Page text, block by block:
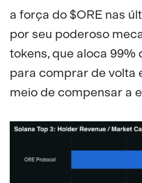
a força do $ORE nas
por seu poderoso
tokens, que aloca
para comprar de volta
meio de compensar a